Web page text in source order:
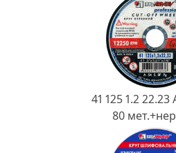
41 125 1.2 22.23
80